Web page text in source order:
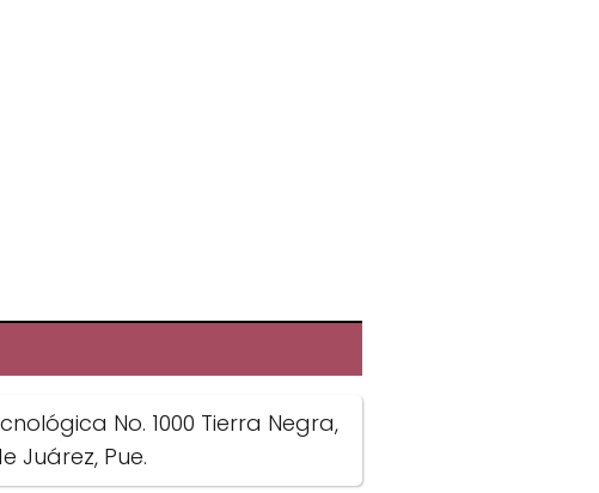
No. 1000 Tierra Negra,
Juárez, Pue.